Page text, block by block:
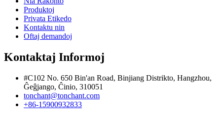
Produktoj
Privata Etikedo
Kontaktu nin
Oftaj demandoj
Kontaktaj Informoj
#C102 No. 650 Bin'an Road, Binjiang Distrikto, Hangzhou,
Ĝeĝjango, Ĉinio, 310051
tonchant@tonchant.com
+86-15900932833